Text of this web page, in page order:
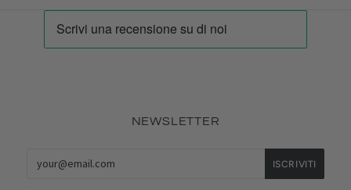
NEWSLETTER